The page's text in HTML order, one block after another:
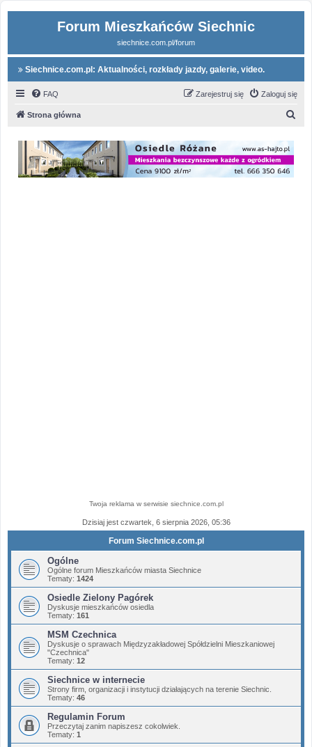
Forum Mieszkańców Siechnic
siechnice.com.pl/forum
Siechnice.com.pl: Aktualności, rozkłady jazdy, galerie, video.
FAQ Zaloguj się
Zarejestruj się
Strona główna
Twoja reklama w serwisie siechnice.com.pl
Dzisiaj jest czwartek, 6 sierpnia 2026, 05:36
Forum Siechnice.com.pl
Ogólne
Ogólne forum Mieszkańców miasta Siechnice
Tematy: 1424
Osiedle Zielony Pagórek
Dyskusje mieszkańców osiedla
Tematy: 161
MSM Czechnica
Dyskusje o sprawach Międzyzakładowej Spółdzielni Mieszkaniowej
"Czechnica"
Tematy: 12
Siechnice w internecie
Strony firm, organizacji i instytucji działających na terenie Siechnic.
Tematy: 46
Regulamin Forum
Przeczytaj zanim napiszesz cokolwiek.
Tematy: 1